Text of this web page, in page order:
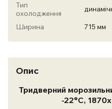
Тип
охолодження
Ширина
715 мм
Опис
Тридверний
-22°C,